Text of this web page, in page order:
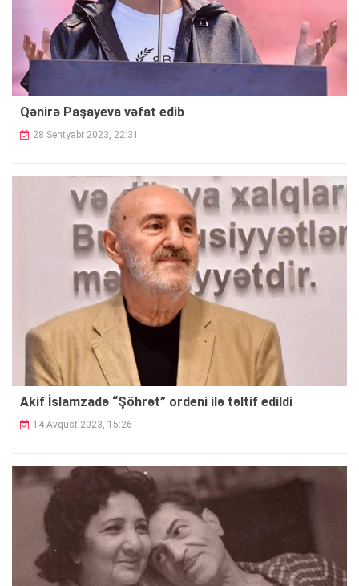
Qənirə Paşayeva vəfat edib
28 Sentyabr 2023, 22:31
Akif İslamzadə “Şöhrət” ordeni ilə təltif edildi
14 Avqust 2023, 15:26